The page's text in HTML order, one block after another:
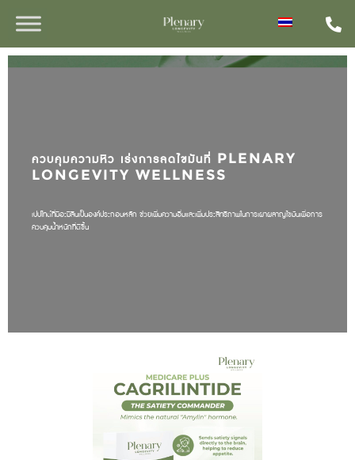
ควบคุมความหิว เร่งการลดไขมันที่ PLENARY
LONGEVITY WELLNESS
เปปไทด์ที่มีอะมิลินเป็นองค์ประกอบหลัก ช่วยเพิ่มความอิ่มและเพิ่มประสิทธิภาพในการเผาผลาญไขมันเพื่อการ
ควบคุมน้ำหนักที่ดีขึ้น